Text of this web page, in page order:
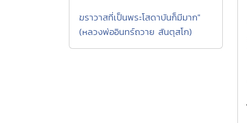
ฆราวาสที่เป็นพระโสดาบันก็มีมาก"
(หลวงพ่ออินทร์ถวาย สันตุสโก)